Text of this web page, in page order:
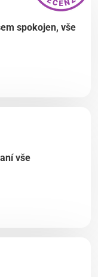
spokojen, vše
vše